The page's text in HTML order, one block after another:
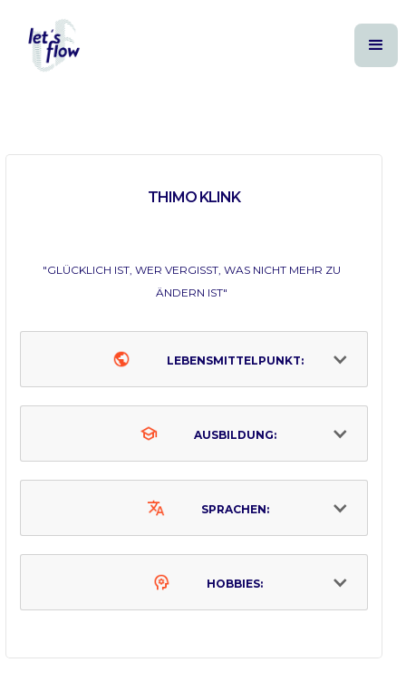
THIMO KLINK
"GLÜCKLICH IST, WER VERGISST, WAS NICHT MEHR ZU
ÄNDERN IST"
LEBENSMITTELPUNKT:
AUSBILDUNG:
SPRACHEN:
HOBBIES: